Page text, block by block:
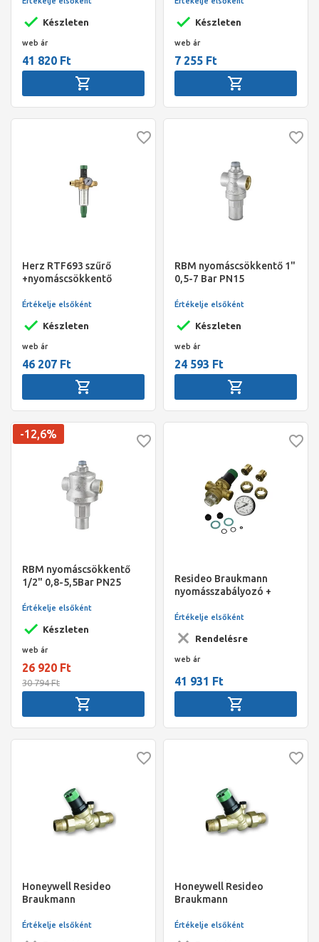
3/4", KM+hollander,
1,5..6bar
Készleten
web ár
41 820 Ft
Készleten
web ár
7 255 Ft
Herz RTF693 szűrő
+nyomáscsökkentő
Készleten
Értékelje elsőként
web ár
46 207 Ft
RBM nyomáscsökkentő 1"
0,5-7 Bar PN15
Készleten
Értékelje elsőként
web ár
24 593 Ft
RBM nyomáscsökkentő
1/2" 0,8-5,5Bar PN25
-12,6%
Készleten
Értékelje elsőként
web ár
26 920 Ft
30 794 Ft
Resideo Braukmann
nyomásszabályozó +
tehermentesített szelep,
1,5..6barRendelésre
Értékelje elsőként
web ár
41 931 Ft
Honeywell Resideo
Braukmann
1,5÷6bar KM+holl 3/4"
Értékelje elsőként
Honeywell Resideo
Braukmann
1,5÷6bar KM+holl 1" 70°C
Értékelje elsőként